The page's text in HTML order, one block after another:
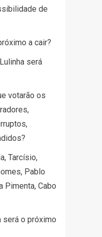
de
a cair?
será
votarão os
Tarcísio,
Pablo
Pimenta, Cabo
será o próximo